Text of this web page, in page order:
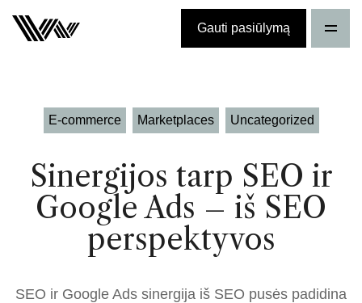
Gauti pasiūlymą
E-commerce Marketplaces Uncategorized
Sinergijos tarp SEO ir
Google Ads – iš SEO
perspektyvos
SEO ir Google Ads sinergija iš SEO pusės padidina